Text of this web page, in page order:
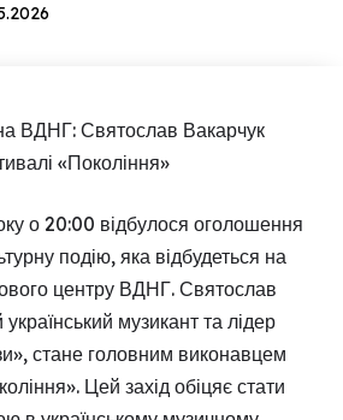
ВДНГ: Святослав Вакарчук
«Покоління»
о 20:00 відбулося оголошення
подію, яка відбудеться на
центру ВДНГ. Святослав
музикант та лідер
стане головним виконавцем
Цей захід обіцяє стати